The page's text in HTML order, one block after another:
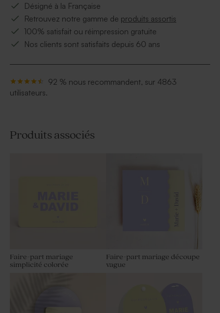
Désigné à la Française
Retrouvez notre gamme de produits assortis
100% satisfait ou réimpression gratuite
Nos clients sont satisfaits depuis 60 ans
92 % nous recommandent, sur 4863
utilisateurs.
Produits associés
Faire-part mariage
simplicité colorée
Faire-part mariage découpe
vague